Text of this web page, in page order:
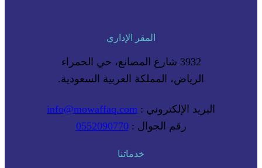
خدماتنا
المقر الإداري
3932 شارع المصانع، حي الحمراء
الرياض، المملكة العربية السعودية.
البريد الإلكتروني : info@mowaffaq.com
رقم الجوال :0552090770